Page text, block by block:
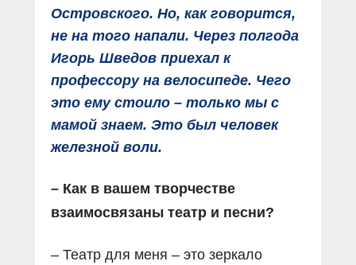
Островского. Но, как говорится,
не на того напали. Через полгода
Игорь Шведов приехал к
профессору на велосипеде. Чего
это ему стоило – только мы с
мамой знаем. Это был человек
железной воли.
– Как в вашем творчестве
взаимосвязаны театр и песни?
– Театр для меня – это зеркало